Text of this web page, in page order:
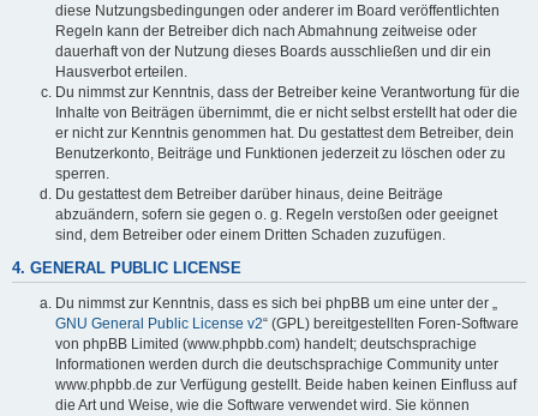
diese Nutzungsbedingungen oder anderer im Board veröffentlichten
Regeln kann der Betreiber dich nach Abmahnung zeitweise oder
dauerhaft von der Nutzung dieses Boards ausschließen und dir ein
Hausverbot erteilen.
Du nimmst zur Kenntnis, dass der Betreiber keine Verantwortung für die
Inhalte von Beiträgen übernimmt, die er nicht selbst erstellt hat oder die
er nicht zur Kenntnis genommen hat. Du gestattest dem Betreiber, dein
Benutzerkonto, Beiträge und Funktionen jederzeit zu löschen oder zu
sperren.
Du gestattest dem Betreiber darüber hinaus, deine Beiträge
abzuändern, sofern sie gegen o. g. Regeln verstoßen oder geeignet
sind, dem Betreiber oder einem Dritten Schaden zuzufügen.
4. GENERAL PUBLIC LICENSE
Du nimmst zur Kenntnis, dass es sich bei phpBB um eine unter der „
GNU General Public License v2“ (GPL) bereitgestellten Foren-Software
von phpBB Limited (www.phpbb.com) handelt; deutschsprachige
Informationen werden durch die deutschsprachige Community unter
www.phpbb.de zur Verfügung gestellt. Beide haben keinen Einfluss auf
die Art und Weise, wie die Software verwendet wird. Sie können